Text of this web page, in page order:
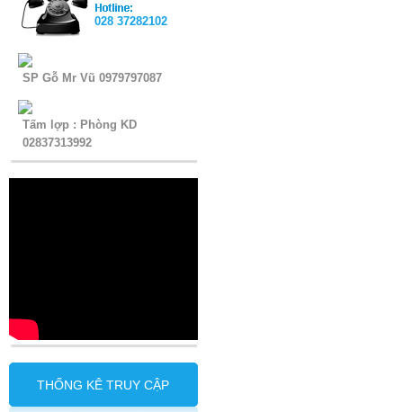
028 37282102
SP Gỗ Mr Vũ 0979797087
Tấm lợp : Phòng KD
02837313992
THỐNG KÊ TRUY CẬP